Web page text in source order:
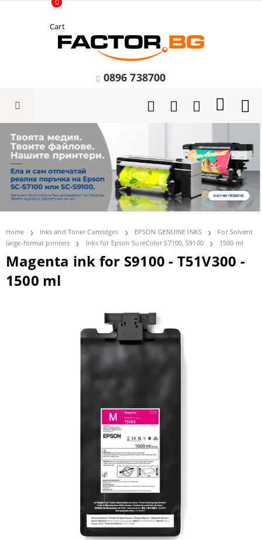
Cart
0
0896 738700
Home Inks and Toner Cartridges EPSON GENUINE INKS
For Solvent
large-format printers
Inks for Epson SureColor S7100, S9100 1500 ml
Magenta ink for S9100 - T51V300 -
1500 ml